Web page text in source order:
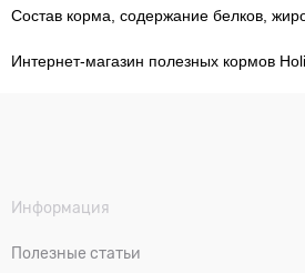
Состав корма, содержание белков,
Интернет-магазин полезных кормов
Информация
Полезные статьи